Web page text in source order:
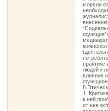
морали
внесению
практике
людей к
влияния
1.
к ней
от нее